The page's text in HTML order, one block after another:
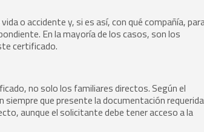
o accidente y, si es así, con qué compañía,
En la mayoría de los casos, son los
certificado.
no solo los familiares directos. Según el
que presente la documentación
aunque el solicitante debe tener acceso a la